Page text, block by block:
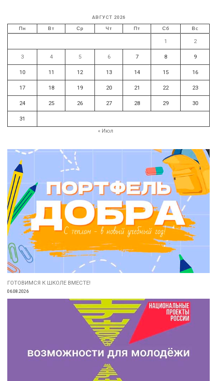
АВГУСТ 2026
Пн Вт Ср Чт Пт Сб Вс
1 2
3 4 5 6 7 8 9
10 11 12 13 14 15 16
17 18 19 20 21 22 23
24 25 26 27 28 29 30
31
« Июл
ГОТОВИМСЯ К ШКОЛЕ ВМЕСТЕ!
06.08.2026